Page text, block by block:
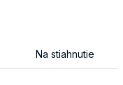
Na stiahnutie